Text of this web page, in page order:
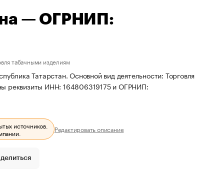
— ОГРНИП:
табачными изделиям
Татарстан. Основной вид деятельности: Торговля
реквизиты ИНН: 164806319175 и ОГРНИП:
источников.
Редактировать описание